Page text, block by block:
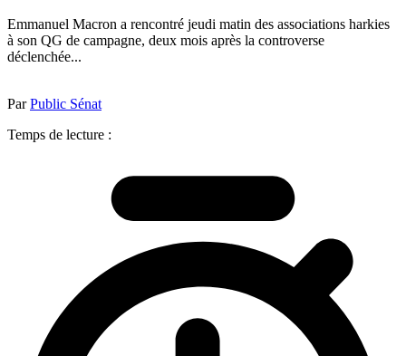
Emmanuel Macron a rencontré jeudi matin des associations harkies
à son QG de campagne, deux mois après la controverse
déclenchée...
ParPublic Sénat
Temps de lecture :